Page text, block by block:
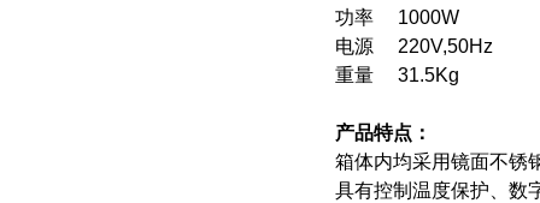
功率 1000W
电源 220V,50Hz
重量 31.5Kg
产品特点：
箱体内均采用镜面不锈
具有控制温度保护、数